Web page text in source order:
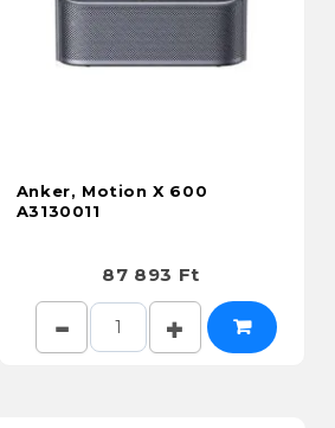
Anker, Motion X 600
A3130011
87 893 Ft